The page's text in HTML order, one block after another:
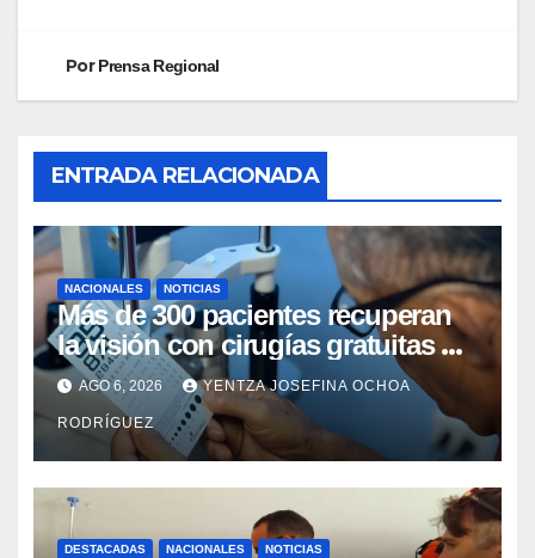
PorPrensa Regional
ENTRADA RELACIONADA
NACIONALES NOTICIAS
Más de 300 pacientes recuperan
la visión con cirugías gratuitas de
cataratas en Zulia
AGO 6, 2026 YENTZA JOSEFINA OCHOA
RODRÍGUEZ
DESTACADAS NACIONALES NOTICIAS